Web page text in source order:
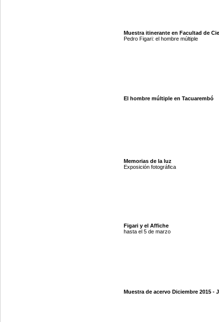
Muestra itinerante en Facultad de
Pedro Figari: el hombre múltiple
El hombre múltiple en Tacuarembó
Memorias de la luz
Exposición fotográfica
Figari y el Affiche
hasta el 5 de marzo
Muestra de acervo Diciembre 2015 -